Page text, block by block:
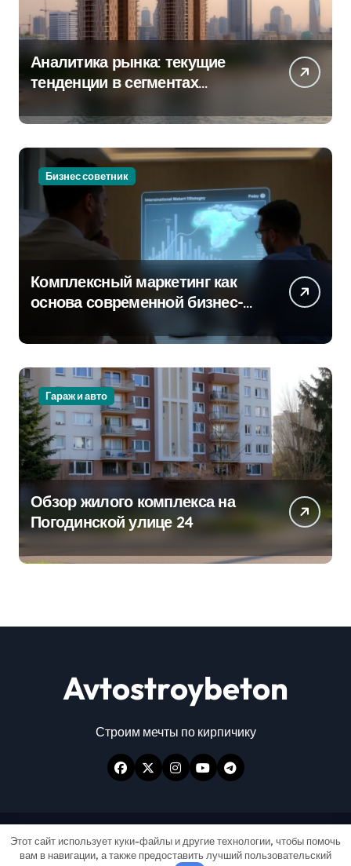
Аналитика рынка: текущие
тенденции в сегментах
Бизнес советник
Комплексный маркетинг как
основа современной бизнес-
Гараж и авто
Обзор жилого комплекса на
Погодинской улице 24
Avtostroybeton
Строим мечты по кирпичику
Авторские права © Все права защищены|
NewspaperupотThemeansar.
Этот сайт использует куки-файлы и другие технологии, чтобы помочь
вам в навигации, а также предоставить лучший пользовательский